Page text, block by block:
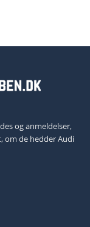
og anmeldelser,
om de hedder Audi